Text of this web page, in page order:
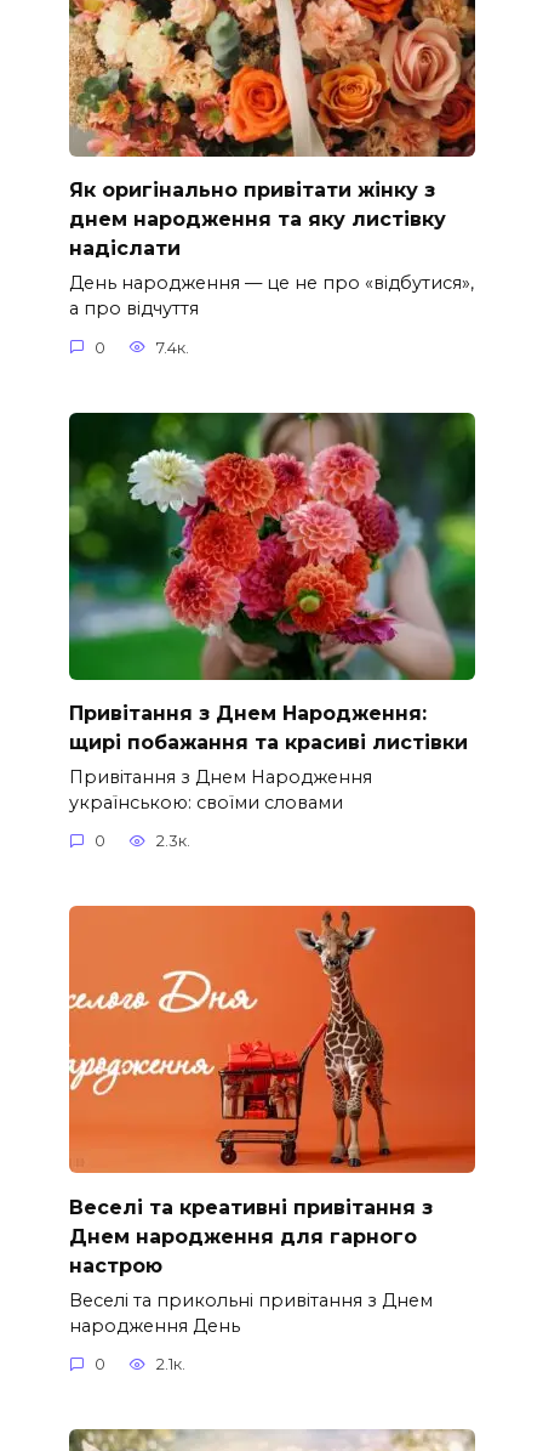
Як оригінально привітати жінку з
днем народження та яку листівку
надіслати
День народження — це не про «відбутися»,
а про відчуття
0 7.4к.
Привітання з Днем Народження:
щирі побажання та красиві листівки
Привітання з Днем Народження
українською: своїми словами
0 2.3к.
Веселі та креативні привітання з
Днем народження для гарного
настрою
Веселі та прикольні привітання з Днем
народження День
0 2.1к.